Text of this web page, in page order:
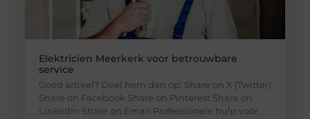
Elektricien Meerkerk voor betrouwbare
service
Goed artikel? Deel hem dan op: Share on X (Twitter)
Share on Facebook Share on Pinterest Share on
LinkedIn Share on Email Professionele hulp voor